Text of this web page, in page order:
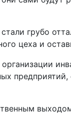
грубо
цеха и